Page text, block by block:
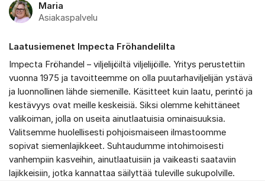
Maria
Asiakaspalvelu
Laatusiemenet Impecta Fröhandelilta
Impecta Fröhandel – viljelijöiltä viljelijöille. Yritys perustettiin
vuonna 1975 ja tavoitteemme on olla puutarhaviljelijän ystävä
ja luonnollinen lähde siemenille. Käsitteet kuin laatu, perintö ja
kestävyys ovat meille keskeisiä. Siksi olemme kehittäneet
valikoiman, jolla on useita ainutlaatuisia ominaisuuksia.
Valitsemme huolellisesti pohjoismaiseen ilmastoomme
sopivat siemenlajikkeet. Suhtaudumme intohimoisesti
vanhempiin kasveihin, ainutlaatuisiin ja vaikeasti saataviin
lajikkeisiin, jotka kannattaa säilyttää tuleville sukupolville.